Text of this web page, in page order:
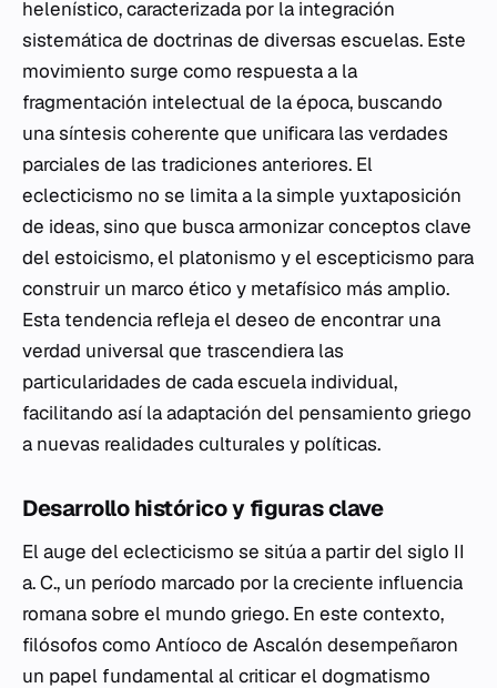
helenístico, caracterizada por la integración
sistemática de doctrinas de diversas escuelas. Este
movimiento surge como respuesta a la
fragmentación intelectual de la época, buscando
una síntesis coherente que unificara las verdades
parciales de las tradiciones anteriores. El
eclecticismo no se limita a la simple yuxtaposición
de ideas, sino que busca armonizar conceptos clave
del estoicismo, el platonismo y el escepticismo para
construir un marco ético y metafísico más amplio.
Esta tendencia refleja el deseo de encontrar una
verdad universal que trascendiera las
particularidades de cada escuela individual,
facilitando así la adaptación del pensamiento griego
a nuevas realidades culturales y políticas.
Desarrollo histórico y figuras clave
El auge del eclecticismo se sitúa a partir del siglo II
a. C., un período marcado por la creciente influencia
romana sobre el mundo griego. En este contexto,
filósofos como Antíoco de Ascalón desempeñaron
un papel fundamental al criticar el dogmatismo